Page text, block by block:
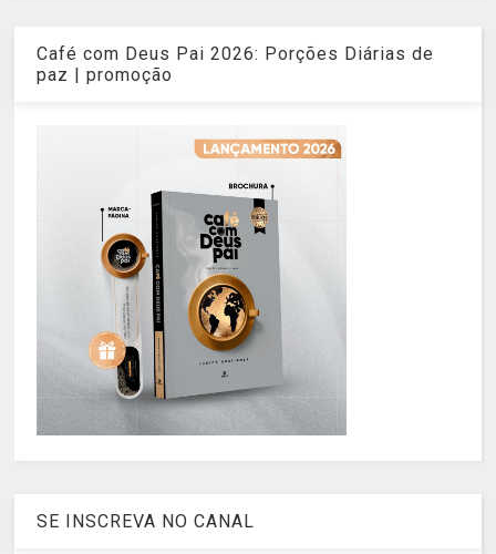
Café com Deus Pai 2026: Porções Diárias de
paz | promoção
SE INSCREVA NO CANAL